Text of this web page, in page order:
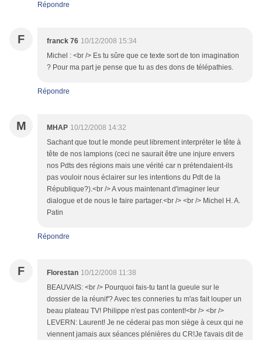
Répondre
F franck 76 10/12/2008 15:34
Michel : <br /> Es tu sûre que ce texte sort de ton imagination
? Pour ma part je pense que tu as des dons de télépathies.
Répondre
M MHAP 10/12/2008 14:32
Sachant que tout le monde peut librement interpréter le tête à
tête de nos lampions (ceci ne saurait être une injure envers
nos Pdts des régions mais une vérité car n prétendaient-ils
pas vouloir nous éclairer sur les intentions du Pdt de la
République?).<br /> A vous maintenant d'imaginer leur
dialogue et de nous le faire partager.<br /> <br /> Michel H. A.
Patin
Répondre
F Florestan 10/12/2008 11:38
BEAUVAIS: <br /> Pourquoi fais-tu tant la gueule sur le
dossier de la réunif'? Avec tes conneries tu m'as fait louper un
beau plateau TV! Philippe n'est pas content!<br /> <br />
LEVERN: Laurent! Je ne céderai pas mon siège à ceux qui ne
viennent jamais aux séances plénières du CR!Je t'avais dit de